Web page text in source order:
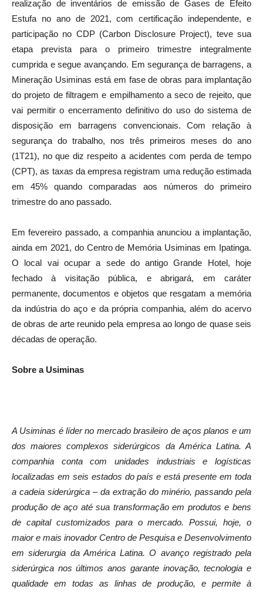
realização de inventários de emissão de Gases de Efeito
Estufa no ano de 2021, com certificação independente, e
participação no CDP (Carbon Disclosure Project), teve sua
etapa prevista para o primeiro trimestre integralmente
cumprida e segue avançando. Em segurança de barragens, a
Mineração Usiminas está em fase de obras para implantação
do projeto de filtragem e empilhamento a seco de rejeito, que
vai permitir o encerramento definitivo do uso do sistema de
disposição em barragens convencionais. Com relação à
segurança do trabalho, nos três primeiros meses do ano
(1T21), no que diz respeito a acidentes com perda de tempo
(CPT), as taxas da empresa registram uma redução estimada
em 45% quando comparadas aos números do primeiro
trimestre do ano passado.
Em fevereiro passado, a companhia anunciou a implantação,
ainda em 2021, do Centro de Memória Usiminas em Ipatinga.
O local vai ocupar a sede do antigo Grande Hotel, hoje
fechado à visitação pública, e abrigará, em caráter
permanente, documentos e objetos que resgatam a memória
da indústria do aço e da própria companhia, além do acervo
de obras de arte reunido pela empresa ao longo de quase seis
décadas de operação.
Sobre a Usiminas
A Usiminas é líder no mercado brasileiro de aços planos e um
dos maiores complexos siderúrgicos da América Latina. A
companhia conta com unidades industriais e logísticas
localizadas em seis estados do país e está presente em toda
a cadeia siderúrgica – da extração do minério, passando pela
produção de aço até sua transformação em produtos e bens
de capital customizados para o mercado. Possui, hoje, o
maior e mais inovador Centro de Pesquisa e Desenvolvimento
em siderurgia da América Latina. O avanço registrado pela
siderúrgica nos últimos anos garante inovação, tecnologia e
qualidade em todas as linhas de produção, e permite à